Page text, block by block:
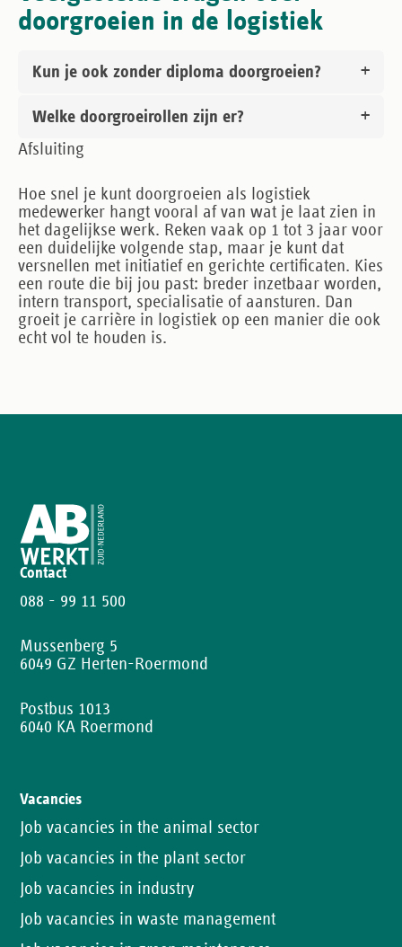
doorgroeien in de logistiek
Kun je ook zonder diploma doorgroeien?
Welke doorgroeirollen zijn er?
Afsluiting
Hoe snel je kunt doorgroeien als logistiek
medewerker hangt vooral af van wat je laat zien in
het dagelijkse werk. Reken vaak op 1 tot 3 jaar voor
een duidelijke volgende stap, maar je kunt dat
versnellen met initiatief en gerichte certificaten. Kies
een route die bij jou past: breder inzetbaar worden,
intern transport, specialisatie of aansturen. Dan
groeit je carrière in logistiek op een manier die ook
echt vol te houden is.
Contact
088 - 99 11 500
Mussenberg 5
6049 GZ Herten-Roermond
Postbus 1013
6040 KA Roermond
Vacancies
Job vacancies in the animal sector
Job vacancies in the plant sector
Job vacancies in industry
Job vacancies in waste management